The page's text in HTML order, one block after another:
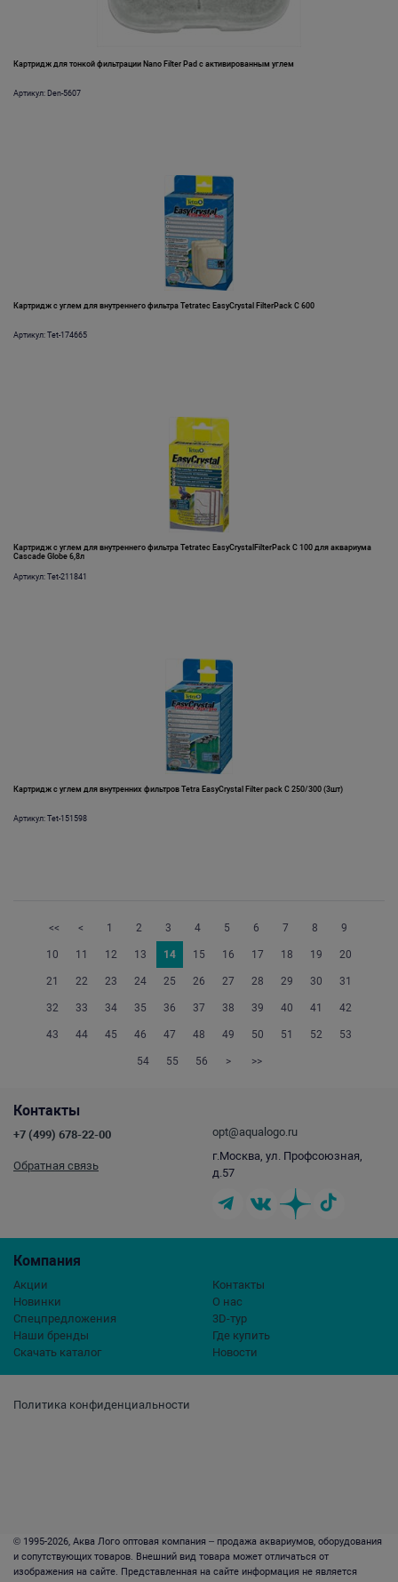
Картридж для тонкой фильтрации Nano Filter Pad с активированным углем
Артикул: Den-5607
Картридж с углем для внутреннего фильтра Tetratec EasyCrystal FilterPack C 600
Артикул: Tet-174665
Картридж с углем для внутреннего фильтра Tetratec EasyCrystalFilterPack C 100 для аквариума
Cascade Globe 6,8л
Артикул: Tet-211841
Картридж с углем для внутренних фильтров Tetra EasyCrystal Filter pack С 250/300 (3шт)
Артикул: Tet-151598
<< < 1 2 3 4 5 6 7 8 9
10 11 12 13 14 15 16 17 18 19 20
21 22 23 24 25 26 27 28 29 30 31
32 33 34 35 36 37 38 39 40 41 42
43 44 45 46 47 48 49 50 51 52 53
54 55 56 > >>
Политика конфиденциальности
Компания
Акции
Новинки
Спецпредложения
Наши бренды
Скачать каталог
Контакты
О нас
3D-тур
Где купить
Новости
Контакты
+7 (499) 678-22-00
Обратная связь
opt@aqualogo.ru
г.Москва, ул. Профсоюзная,
д.57
© 1995-2026, Аква Лого оптовая компания – продажа аквариумов, оборудования
и сопутствующих товаров. Внешний вид товара может отличаться от
изображения на сайте. Представленная на сайте информация не является